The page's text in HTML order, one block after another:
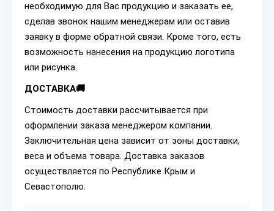
необходимую для Вас продукцию и заказать ее,
сделав звонок нашим менеджерам или оставив
заявку в форме обратной связи. Кроме того, есть
возможность нанесения на продукцию логотипа
или рисунка.
ДОСТАВКА🚚
Стоимость доставки рассчитывается при
оформлении заказа менеджером компании.
Заключительная цена зависит от зоны доставки,
веса и объема товара. Доставка заказов
осуществляется по Республике Крым и
Севастополю.